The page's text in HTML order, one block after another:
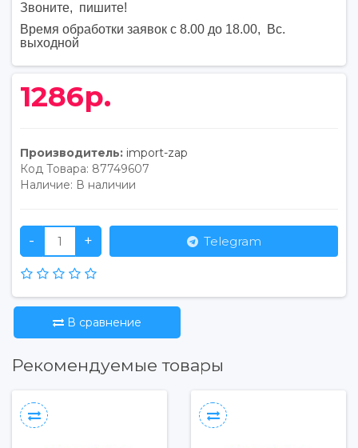
Звоните, пишите!
Время обработки заявок с 8.00 до 18.00, Вс.
выходной
1286р.
Производитель: import-zap
Код Товара: 87749607
Наличие: В наличии
- + Telegram
В сравнение
Рекомендуемые товары